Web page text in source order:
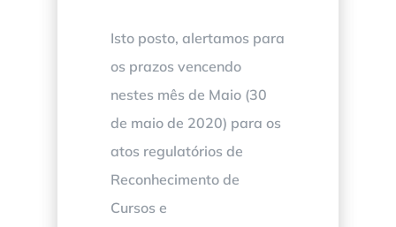
Isto posto, alertamos para
os prazos vencendo
nestes mês de Maio (30
de maio de 2020) para os
atos regulatórios de
Reconhecimento de
Cursos e